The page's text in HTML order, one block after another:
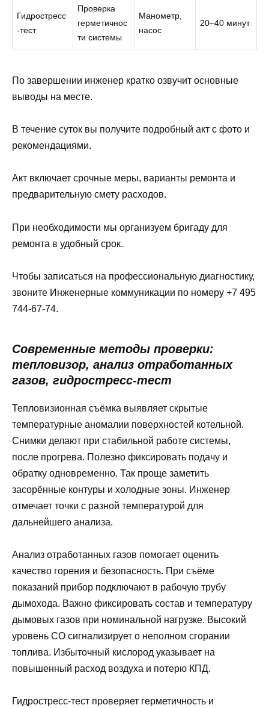
Гидростресс
-тест
Проверка
герметичнос
ти системы
Манометр,
насос
20–40 минут
По завершении инженер кратко озвучит основные
выводы на месте.
В течение суток вы получите подробный акт с фото и
рекомендациями.
Акт включает срочные меры, варианты ремонта и
предварительную смету расходов.
При необходимости мы организуем бригаду для
ремонта в удобный срок.
Чтобы записаться на профессиональную диагностику,
звоните Инженерные коммуникации по номеру +7 495
744-67-74.
Современные методы проверки:
тепловизор, анализ отработанных
газов, гидростресс-тест
Тепловизионная съёмка выявляет скрытые
температурные аномалии поверхностей котельной.
Снимки делают при стабильной работе системы,
после прогрева. Полезно фиксировать подачу и
обратку одновременно. Так проще заметить
засорённые контуры и холодные зоны. Инженер
отмечает точки с разной температурой для
дальнейшего анализа.
Анализ отработанных газов помогает оценить
качество горения и безопасность. При съёме
показаний прибор подключают в рабочую трубу
дымохода. Важно фиксировать состав и температуру
дымовых газов при номинальной нагрузке. Высокий
уровень CO сигнализирует о неполном сгорании
топлива. Избыточный кислород указывает на
повышенный расход воздуха и потерю КПД.
Гидростресс-тест проверяет герметичность и